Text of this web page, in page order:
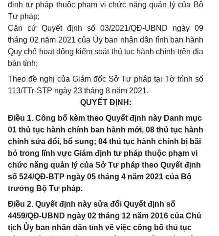
định tư pháp thuộc phạm vi chức năng quản lý của Bộ
Tư pháp;
Căn cứ Quyết định số 03/2021/QĐ-UBND ngày 09
tháng 02 năm 2021 của Ủy ban nhân dân tỉnh ban hành
Quy chế hoạt động kiểm soát thủ tục hành chính trên địa
bàn tỉnh;
Theo đề nghị của Giám đốc Sở Tư pháp tại Tờ trình số
113/TTr-STP ngày 23 tháng 8 năm 2021.
QUYẾT ĐỊNH:
Điều 1. Công bố kèm theo Quyết định này Danh mục
01 thủ tục hành chính ban hành mới, 08 thủ tục hành
chính sửa đổi, bổ sung; 04 thủ tục hành chính bị bãi
bỏ trong lĩnh vực Giám định tư pháp thuộc phạm vi
chức năng quản lý của Sở Tư pháp theo Quyết định
số 524/QĐ-BTP ngày 05 tháng 4 năm 2021 của Bộ
trưởng Bộ Tư pháp.
Điều 2. Quyết định này sửa đổi Quyết định số
4459/QĐ-UBND ngày 02 tháng 12 năm 2016 của Chủ
tịch Ủy ban nhân dân tỉnh về việc công bố thủ tục